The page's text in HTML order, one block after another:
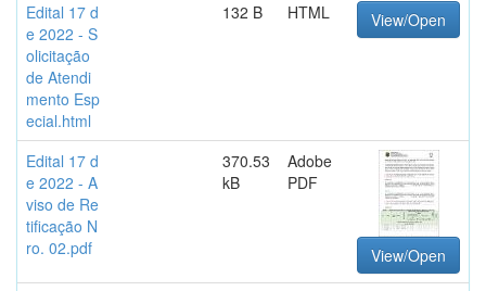
Edital 17 d
e 2022 - S
olicitação
de Atendi
mento Esp
ecial.html
132 B HTML View/Open
Edital 17 d
e 2022 - A
viso de Re
tificação N
ro. 02.pdf
370.53
kB
Adobe
PDF
View/Open